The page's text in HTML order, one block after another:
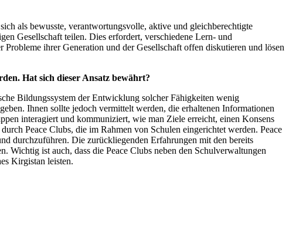
als bewusste, verantwortungsvolle, aktive und gleichberechtigte
Gesellschaft teilen. Dies erfordert, verschiedene Lern- und
ihrer Generation und der Gesellschaft offen diskutieren und lösen
Hat sich dieser Ansatz bewährt?
Bildungssystem der Entwicklung solcher Fähigkeiten wenig
Ihnen sollte jedoch vermittelt werden, die erhaltenen Informationen
interagiert und kommuniziert, wie man Ziele erreicht, einen Konsens
Peace Clubs, die im Rahmen von Schulen eingerichtet werden. Peace
durchzuführen. Die zurückliegenden Erfahrungen mit den bereits
Wichtig ist auch, dass die Peace Clubs neben den Schulverwaltungen
Kirgistan leisten.